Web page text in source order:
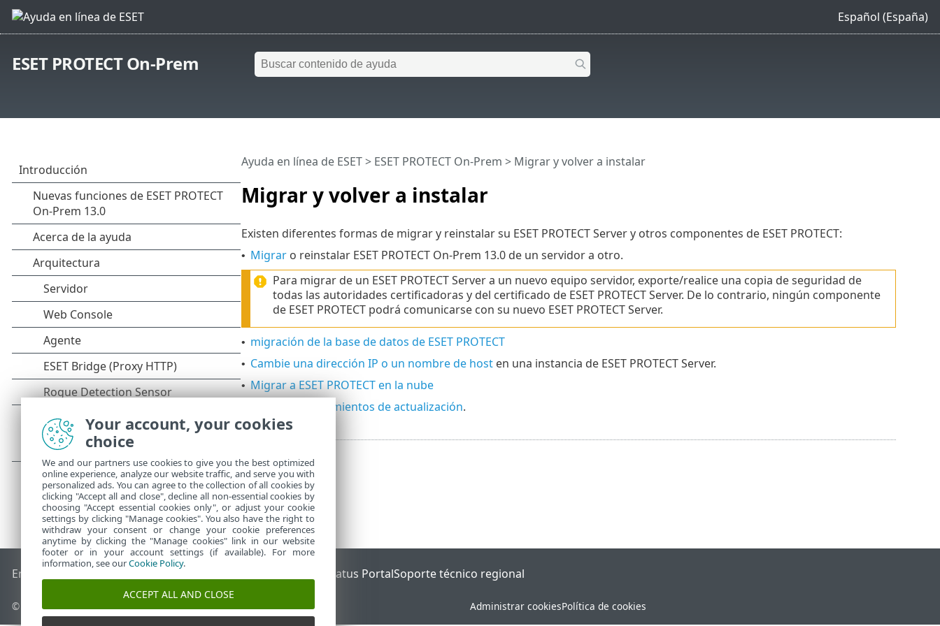
Español (España)
ESET PROTECT On-Prem
Migrar y volver a instalar
Ayuda en línea de ESET> ESET PROTECT On-Prem > Migrar y volver a instalar
Existen diferentes formas de migrar y reinstalar su ESET PROTECT Server y otros componentes de ESET PROTECT:
• Migraro reinstalar ESET PROTECT On-Prem 13.0 de un servidor a otro.
Para migrar de un ESET PROTECT Server a un nuevo equipo servidor, exporte/realice una copia de seguridad de
todas las autoridades certificadoras y del certificado de ESET PROTECT Server. De lo contrario, ningún componente
de ESET PROTECT podrá comunicarse con su nuevo ESET PROTECT Server.
• migración de la base de datos de ESET PROTECT
• Cambie una dirección IP o un nombre de hosten una instancia de ESET PROTECT Server.
• Migrar a ESET PROTECT en la nube
procedimientos de actualización.
End of Life Base de conocimiento de ESET ESET Status PortalSoporte técnico regional
© 1992 - 2026 ESET, spol. s r.o. Todos los derechos reservados. Administrar cookiesPolítica de cookies
Your account, your cookies
choice
We and our partners use cookies to give you the best optimized
online experience, analyze our website traffic, and serve you with
personalized ads. You can agree to the collection of all cookies by
clicking "Accept all and close", decline all non-essential cookies by
choosing "Accept essential cookies only", or adjust your cookie
settings by clicking "Manage cookies". You also have the right to
withdraw your consent or change your cookie preferences
anytime by clicking the "Manage cookies" link in our website
footer or in your account settings (if available). For more
information, see ourCookie Policy.
ACCEPT ALL AND CLOSE